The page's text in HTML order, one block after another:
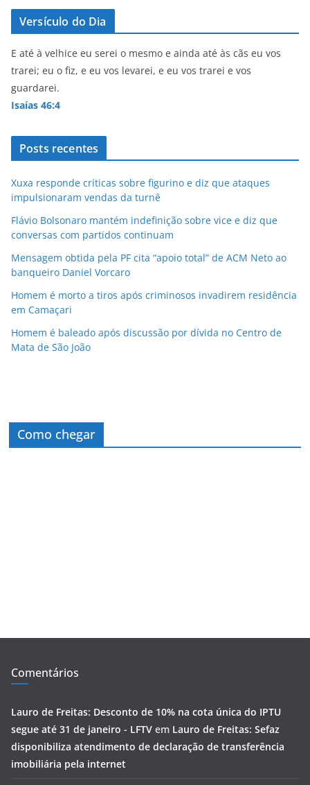
Versículo do Dia
E até à velhice eu serei o mesmo e ainda até às cãs eu vos
trarei; eu o fiz, e eu vos levarei, e eu vos trarei e vos
guardarei.
Isaías 46:4
Posts recentes
Xuxa responde críticas sobre figurino e diz que ataques
impulsionaram vendas da turnê
Flávio Bolsonaro mantém indefinição sobre vice e diz que
conversas com partidos continuam
Mensagem obtida pela PF cita “apoio total” de ACM Neto ao
banqueiro Daniel Vorcaro
Homem é morto a tiros após criminosos invadirem residência
em Camaçari
Homem é baleado após discussão por dívida no Centro de
Mata de São João
Como chegar
Comentários
Lauro de Freitas: Desconto de 10% na cota única do IPTU
segue até 31 de janeiro - LFTV em Lauro de Freitas: Sefaz
disponibiliza atendimento de declaração de transferência
imobiliária pela internet